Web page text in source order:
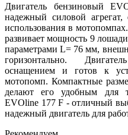
Двигатель бензиновый
надежный силовой агрегат,
использования в
развивает мощность 9
параметрами L= 76 мм,
горизонтально.
оснащением и готов к
мотопомп. Компактные
делают его удобным для
EVOline 177 F - отличный
надежный двигатель для